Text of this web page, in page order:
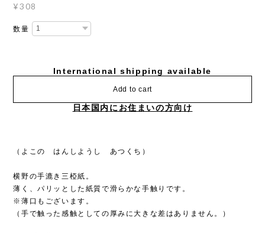
¥308
数量
International shipping available
Add to cart
日本国内にお住まいの方向け
（よこの はんしようし あつくち）
横野の手漉き三椏紙。
薄く、パリッとした紙質で滑らかな手触りです。
※薄口もございます。
（手で触った感触としての厚みに大きな差はありません。）